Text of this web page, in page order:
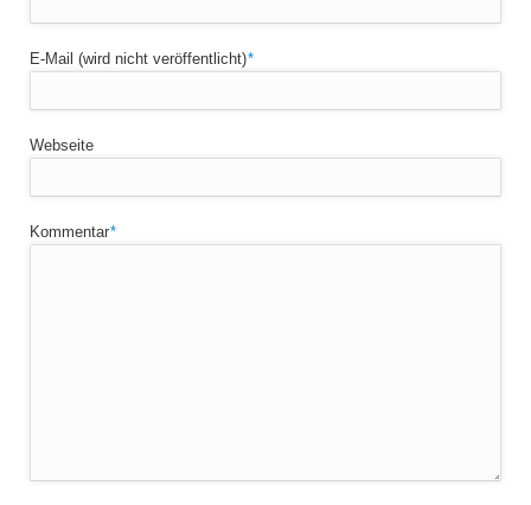
Pflichtfeld
E-Mail (wird nicht veröffentlicht)*
Webseite
Pflichtfeld
Kommentar*